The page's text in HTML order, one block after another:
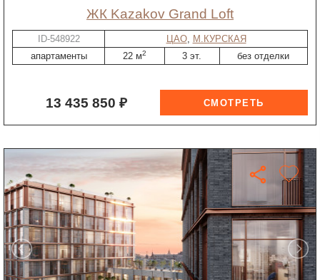
ЖК Kazakov Grand Loft
ID-548922 ЦАО, М.КУРСКАЯ
апартаменты
22 м2 3 эт. без отделки
13 435 850 ₽